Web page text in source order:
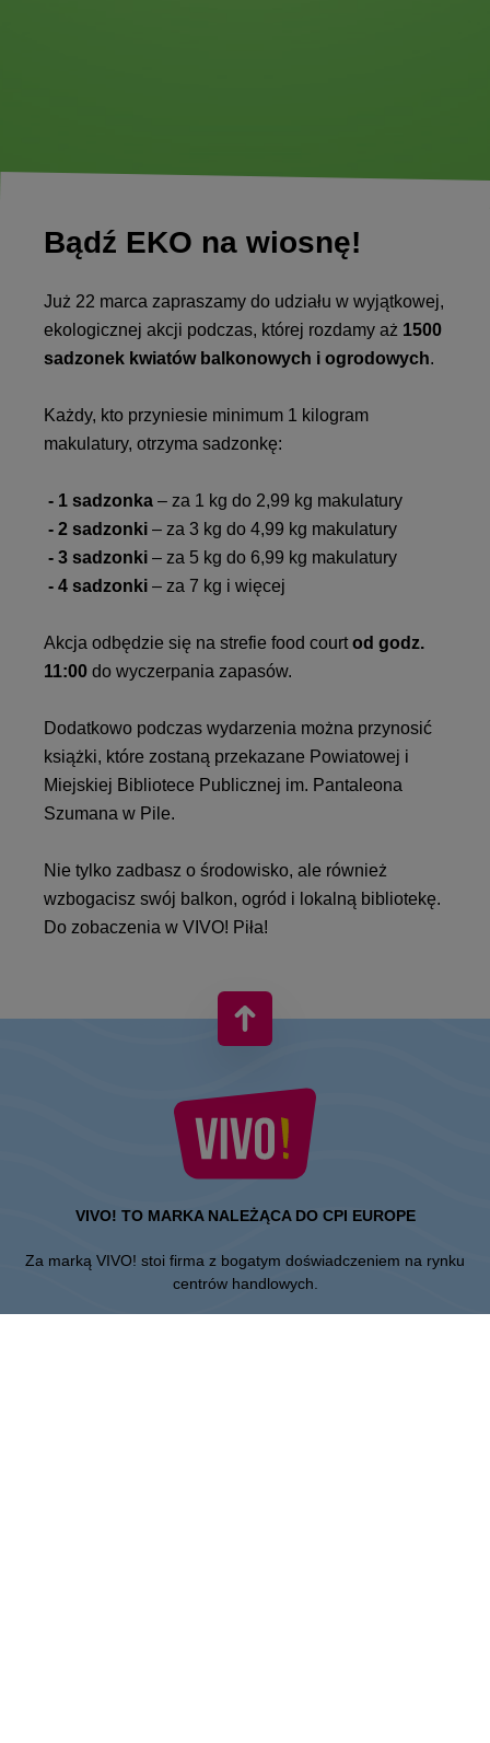
Bądź EKO na wiosnę!
Już 22 marca zapraszamy do udziału w wyjątkowej,
ekologicznej akcji podczas, której rozdamy aż 1500
sadzonek kwiatów balkonowych i ogrodowych.
Każdy, kto przyniesie minimum 1 kilogram
makulatury, otrzyma sadzonkę:
- 1 sadzonka – za 1 kg do 2,99 kg makulatury
- 2 sadzonki – za 3 kg do 4,99 kg makulatury
- 3 sadzonki – za 5 kg do 6,99 kg makulatury
- 4 sadzonki – za 7 kg i więcej
Akcja odbędzie się na strefie food courtod godz.
11:00 do wyczerpania zapasów.
Dodatkowo podczas wydarzenia można przynosić
książki, które zostaną przekazane Powiatowej i
Miejskiej Bibliotece Publicznej im. Pantaleona
Szumana w Pile.
Nie tylko zadbasz o środowisko, ale również
wzbogacisz swój balkon, ogród i lokalną bibliotekę.
Do zobaczenia w VIVO! Piła!
VIVO! TO MARKA NALEŻĄCA DO CPI EUROPE
Za marką VIVO! stoi firma z bogatym doświadczeniem na rynku
centrów handlowych.